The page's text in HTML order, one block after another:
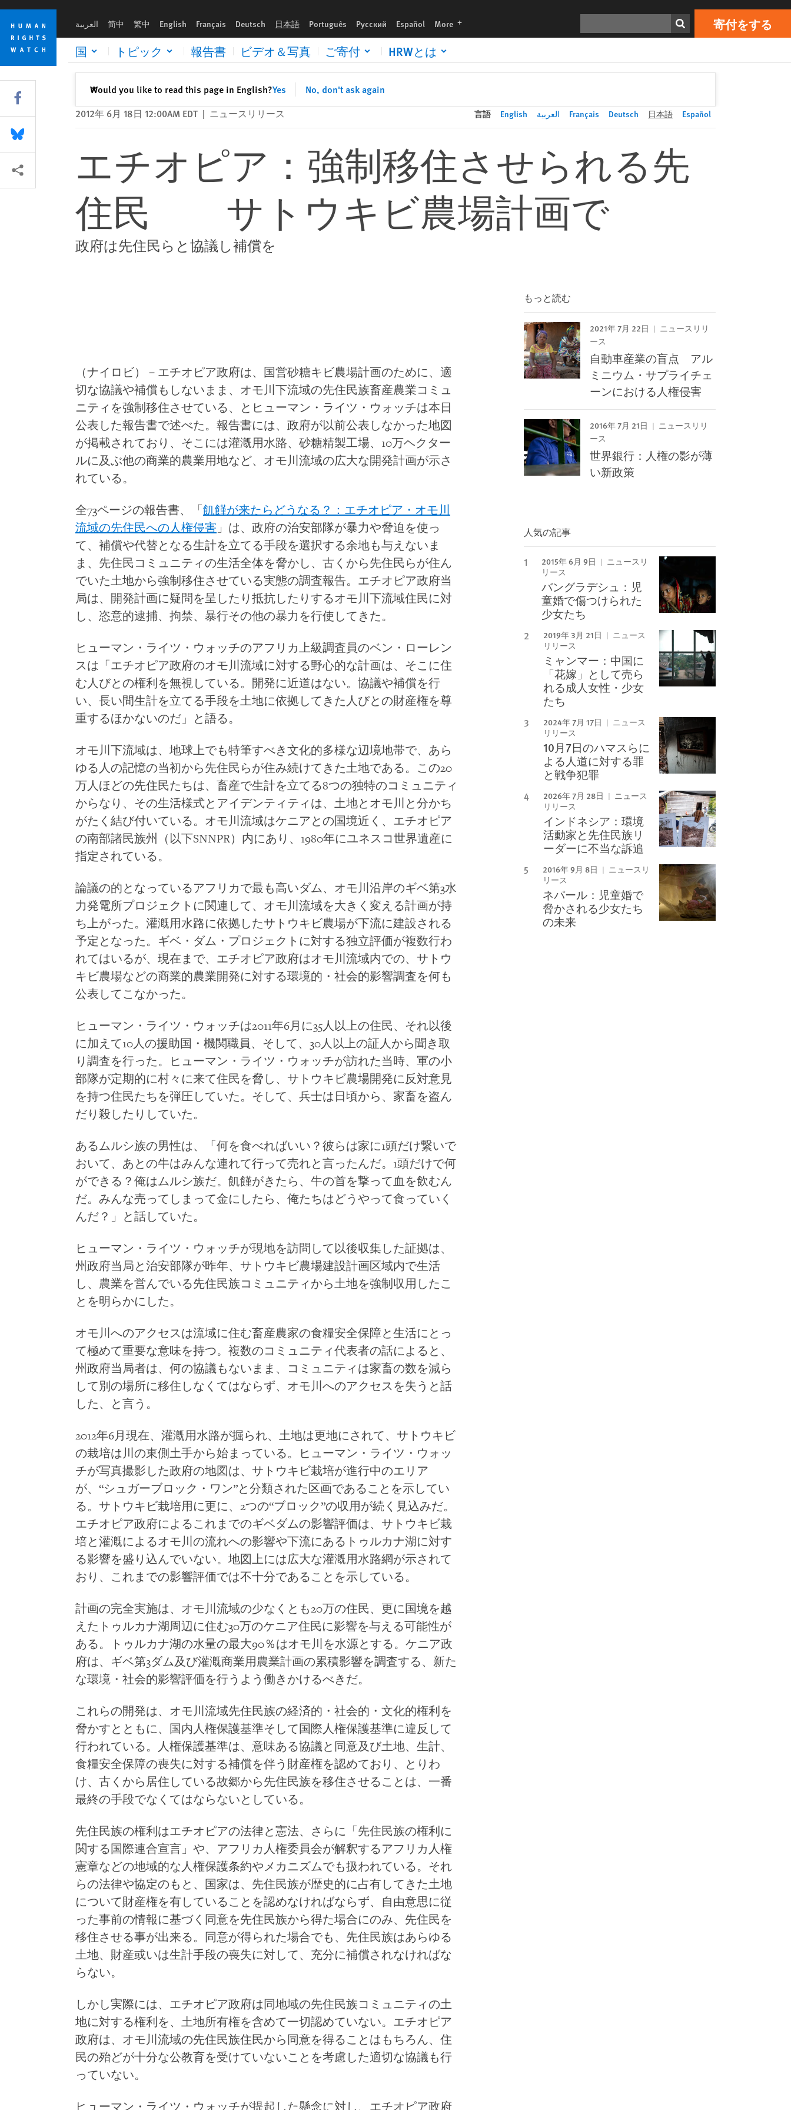
Skip
cookie
privacy
notice
Skip
main
content
العربية 简中 繁中 English Français Deutsch 日本語 Português Русский Español More languages 寄付をする
国 トピック 報告書 ビデオ＆写真 ご寄付 HRWとは
Would you like to read this page in English?Yes No, don't ask again
✕閉じる
Print 寄付をする
2012年 6月 18日 12:00AM EDT | ニュースリリース 言語 English العربية Français Deutsch 日本語 Español
エチオピア：強制移住させられる先
住民 サトウキビ農場計画で
政府は先住民らと協議し補償を
（ナイロビ）－エチオピア政府は、国営砂糖キビ農場計画のために、適
切な協議や補償もしないまま、オモ川下流域の先住民族畜産農業コミュ
ニティを強制移住させている、とヒューマン・ライツ・ウォッチは本日
公表した報告書で述べた。報告書には、政府が以前公表しなかった地図
が掲載されており、そこには灌漑用水路、砂糖精製工場、10万ヘクター
ルに及ぶ他の商業的農業用地など、オモ川流域の広大な開発計画が示さ
れている。
全73ページの報告書、「 飢饉が来たらどうなる？：エチオピア・オモ川
流域の先住民への人権侵害 」は、政府の治安部隊が暴力や脅迫を使っ
て、補償や代替となる生計を立てる手段を選択する余地も与えないま
ま、先住民コミュニティの生活全体を脅かし、古くから先住民らが住ん
でいた土地から強制移住させている実態の調査報告。エチオピア政府当
局は、開発計画に疑問を呈したり抵抗したりするオモ川下流域住民に対
し、恣意的逮捕、拘禁、暴行その他の暴力を行使してきた。
ヒューマン・ライツ・ウォッチのアフリカ上級調査員のベン・ローレン
スは「エチオピア政府のオモ川流域に対する野心的な計画は、そこに住
む人びとの権利を無視している。開発に近道はない。協議や補償を行
い、長い間生計を立てる手段を土地に依拠してきた人びとの財産権を尊
重するほかないのだ」と語る。
オモ川下流域は、地球上でも特筆すべき文化的多様な辺境地帯で、あら
ゆる人の記憶の当初から先住民らが住み続けてきた土地である。この20
万人ほどの先住民たちは、畜産で生計を立てる8つの独特のコミュニティ
からなり、その生活様式とアイデンティティは、土地とオモ川と分かち
がたく結び付いている。オモ川流域はケニアとの国境近く、エチオピア
の南部諸民族州（以下SNNPR）内にあり、 1980年にユネスコ世界遺産に
指定されている。
論議の的となっているアフリカで最も高いダム、オモ川沿岸のギベ第3水
力発電所プロジェクトに関連して、オモ川流域を大きく変える計画が持
ち上がった。灌漑用水路に依拠したサトウキビ農場が下流に建設される
予定となった。ギベ・ダム・プロジェクトに対する独立評価が複数行わ
れてはいるが、現在まで、エチオピア政府はオモ川流域内での、サトウ
キビ農場などの商業的農業開発に対する環境的・社会的影響調査を何も
公表してこなかった。
ヒューマン・ライツ・ウォッチは2011年6月に35人以上の住民、それ以後
に加えて10人の援助国・機関職員、そして、 30人以上の証人から聞き取
り調査を行った。ヒューマン・ライツ・ウォッチが訪れた当時、軍の小
部隊が定期的に村々に来て住民を脅し、サトウキビ農場開発に反対意見
を持つ住民たちを弾圧していた。そして、兵士は日頃から、家畜を盗ん
だり殺したりしていた。
あるムルシ族の男性は、「何を食べればいい？彼らは家に1頭だけ繋いで
おいて、あとの牛はみんな連れて行って売れと言ったんだ。 1頭だけで何
ができる？俺はムルシ族だ。飢饉がきたら、牛の首を撃って血を飲むん
だ。みんな売ってしまって金にしたら、俺たちはどうやって食っていく
んだ？」と話していた。
ヒューマン・ライツ・ウォッチが現地を訪問して以後収集した証拠は、
州政府当局と治安部隊が昨年、サトウキビ農場建設計画区域内で生活
し、農業を営んでいる先住民族コミュニティから土地を強制収用したこ
とを明らかにした。
オモ川へのアクセスは流域に住む畜産農家の食糧安全保障と生活にとっ
て極めて重要な意味を持つ。複数のコミュニティ代表者の話によると、
州政府当局者は、何の協議もないまま、コミュニティは家畜の数を減ら
して別の場所に移住しなくてはならず、オモ川へのアクセスを失うと話
した、と言う。
2012年6月現在、灌漑用水路が掘られ、土地は更地にされて、サトウキビ
の栽培は川の東側土手から始まっている。ヒューマン・ライツ・ウォッ
チが写真撮影した政府の地図は、サトウキビ栽培が進行中のエリア
が、“シュガーブロック・ワン”と分類された区画であることを示してい
る。サトウキビ栽培用に更に、 2つの“ブロック”の収用が続く見込みだ。
エチオピア政府によるこれまでのギベダムの影響評価は、サトウキビ栽
培と灌漑によるオモ川の流れへの影響や下流にあるトゥルカナ湖に対す
る影響を盛り込んでいない。地図上には広大な灌漑用水路網が示されて
おり、これまでの影響評価では不十分であることを示している。
計画の完全実施は、オモ川流域の少なくとも20万の住民、更に国境を越
えたトゥルカナ湖周辺に住む30万のケニア住民に影響を与える可能性が
ある。トゥルカナ湖の水量の最大90％はオモ川を水源とする。ケニア政
府は、ギベ第3ダム及び灌漑商業用農業計画の累積影響を調査する、新た
な環境・社会的影響評価を行うよう働きかけるべきだ。
これらの開発は、オモ川流域先住民族の経済的・社会的・文化的権利を
脅かすとともに、国内人権保護基準そして国際人権保護基準に違反して
行われている。人権保護基準は、意味ある協議と同意及び土地、生計、
食糧安全保障の喪失に対する補償を伴う財産権を認めており、とりわ
け、古くから居住している故郷から先住民族を移住させることは、一番
最終の手段でなくてはならないとしている。
先住民族の権利はエチオピアの法律と憲法、さらに「先住民族の権利に
関する国際連合宣言」や、アフリカ人権委員会が解釈するアフリカ人権
憲章などの地域的な人権保護条約やメカニズムでも扱われている。それ
らの法律や協定のもと、国家は、先住民族が歴史的に占有してきた土地
について財産権を有していることを認めなければならず、自由意思に従
った事前の情報に基づく同意を先住民族から得た場合にのみ、先住民を
移住させる事が出来る。同意が得られた場合でも、先住民族はあらゆる
土地、財産或いは生計手段の喪失に対して、充分に補償されなければな
らない。
しかし実際には、エチオピア政府は同地域の先住民族コミュニティの土
地に対する権利を、土地所有権を含めて一切認めていない。エチオピア
政府は、オモ川流域の先住民族住民から同意を得ることはもちろん、住
民の殆どが十分な公教育を受けていないことを考慮した適切な協議も行
っていない。
ヒューマン・ライツ・ウォッチが提起した懸念に対し、エチオピア政府
もっと読む
2021年 7月 22日
ニュースリリ
ース
自動車産業の盲点 アル
ミニウム・サプライチェ
ーンにおける人権侵害
2016年 7月 21日
ニュースリリ
ース
世界銀行：人権の影が薄
い新政策
人気の記事
2015年 6月 9日
ニュースリ
リース
バングラデシュ：児
童婚で傷つけられた
少女たち
2019年 3月 21日
ニュース
リリース
ミャンマー：中国に
「花嫁」として売ら
れる成人女性・少女
たち
2024年 7月 17日
ニュース
リリース
10月7日のハマスらに
よる人道に対する罪
と戦争犯罪
2026年 7月 28日
ニュース
リリース
インドネシア：環境
活動家と先住民族リ
ーダーに不当な訴追
2016年 9月 8日
ニュースリ
リース
ネパール：児童婚で
脅かされる少女たち
の未来
Share this via Facebook
Share this via Bluesky
More sharing options